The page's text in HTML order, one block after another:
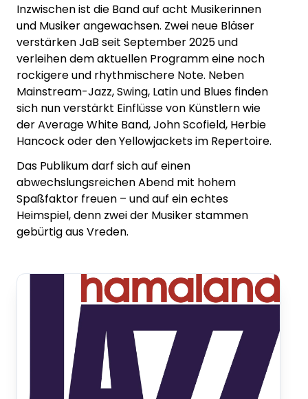
Inzwischen ist die Band auf acht Musikerinnen
und Musiker angewachsen. Zwei neue Bläser
verstärken JaB seit September 2025 und
verleihen dem aktuellen Programm eine noch
rockigere und rhythmischere Note. Neben
Mainstream-Jazz, Swing, Latin und Blues finden
sich nun verstärkt Einflüsse von Künstlern wie
der Average White Band, John Scofield, Herbie
Hancock oder den Yellowjackets im Repertoire.
Das Publikum darf sich auf einen
abwechslungsreichen Abend mit hohem
Spaßfaktor freuen – und auf ein echtes
Heimspiel, denn zwei der Musiker stammen
gebürtig aus Vreden.